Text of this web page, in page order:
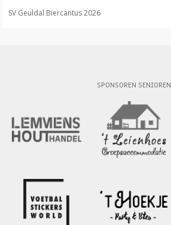
SV Geuldal Biercantus 2026
SPONSOREN SENIOREN